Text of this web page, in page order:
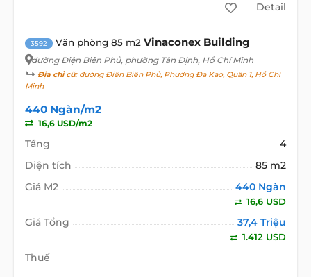
Detail
3592 Văn phòng 85 m2 Vinaconex Building
đường Điện Biên Phủ, phường Tân Định, Hồ Chí Minh
Địa chỉ cũ:đường Điện Biên Phủ, Phường Đa Kao, Quận 1, Hồ Chí
Minh
440 Ngàn/m2
16,6 USD/m2
Tầng
4
Diện tích
85 m2
Giá M2
440 Ngàn
16,6 USD
Giá Tổng 37,4 Triệu
1.412 USD
Thuế